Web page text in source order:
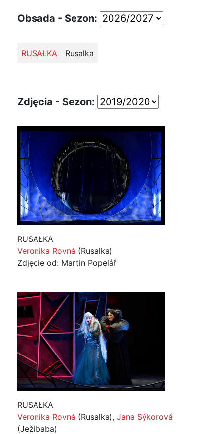
Obsada - Sezon:
RUSAŁKA Rusalka
Zdjęcia - Sezon:
RUSAŁKA
Veronika Rovná (Rusalka)
Zdjęcie od: Martin Popelář
RUSAŁKA
Veronika Rovná (Rusalka), Jana Sýkorová
(Ježibaba)